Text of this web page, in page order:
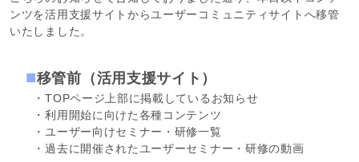
ンツを活用支援サイトからユーザーコミュニティサイトへ移管
いたしました。
移管前（活用支援サイト）
・TOPページ上部に掲載しているお知らせ
・利用開始に向けた各種コンテンツ
・ユーザー向けセミナー・研修一覧
・過去に開催されたユーザーセミナー・研修の動画